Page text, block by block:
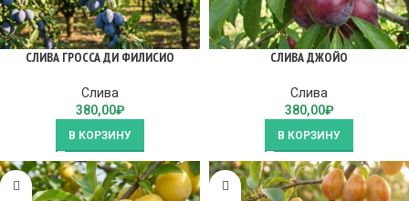
СЛИВА ГРОССА ДИ ФИЛИСИО
Слива
380,00₽
В КОРЗИНУ
СЛИВА ДЖОЙО
Слива
380,00₽
В КОРЗИНУ